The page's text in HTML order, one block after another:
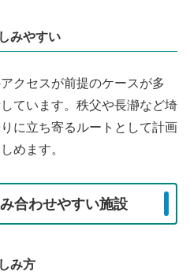
みやすい
クセスが前提のケースが多
ています。秩父や長瀞など埼
に立ち寄るルートとして計画
めます。
合わせやすい施設
み方